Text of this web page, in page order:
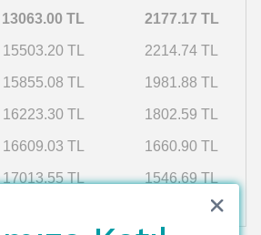
13063.00 TL 2177.17 TL
15503.20 TL 2214.74 TL
15855.08 TL 1981.88 TL
16223.30 TL 1802.59 TL
16609.03 TL 1660.90 TL
17013.55 TL 1546.69 TL
1453.19 TL